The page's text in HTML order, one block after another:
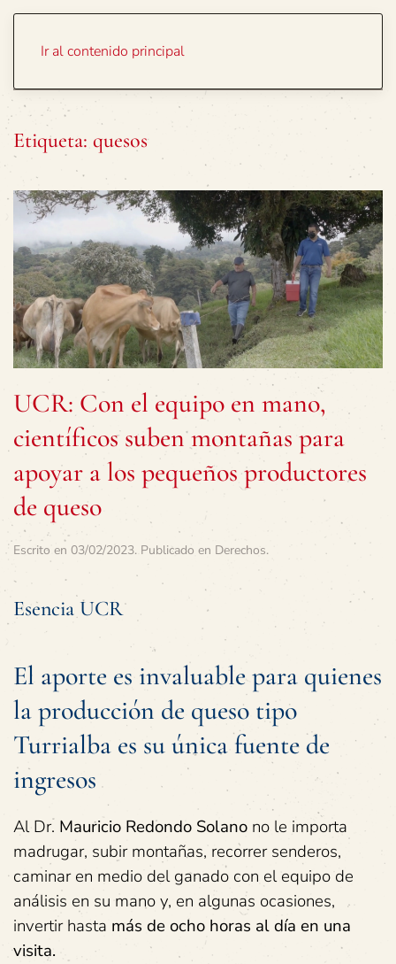
Ir al contenido principal
Etiqueta: quesos
UCR: Con el equipo en mano,
científicos suben montañas para
apoyar a los pequeños productores
de queso
Escrito en 03/02/2023. Publicado en Derechos.
Esencia UCR
El aporte es invaluable para quienes
la producción de queso tipo
Turrialba es su única fuente de
ingresos
Al Dr. Mauricio Redondo Solano no le importa
madrugar, subir montañas, recorrer senderos,
caminar en medio del ganado con el equipo de
análisis en su mano y, en algunas ocasiones,
invertir hasta más de ocho horas al día en una
visita.